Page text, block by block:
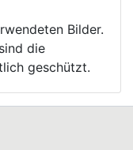
Bilder.
die
geschützt.